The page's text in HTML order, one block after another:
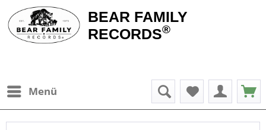
BEAR FAMILY
RECORDS®
Menü